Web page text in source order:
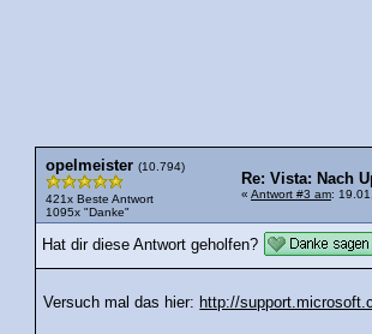
opelmeister (10.794)
421x Beste Antwort
1095x "Danke"
Re: Vista: Nach
« Antwort #3 am:
Hat dir diese Antwort geholfen?
Versuch mal das hier: http://